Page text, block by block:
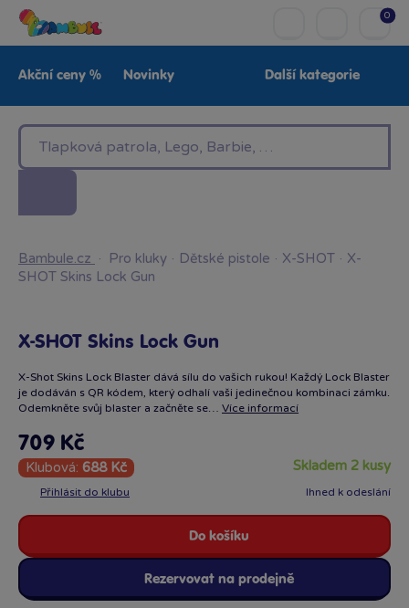
0
Akční ceny % Novinky
Baby Značky
Další kategorie
Bambule.cz · Pro kluky · Dětské pistole · X-SHOT · X-
SHOT Skins Lock Gun
X-SHOT Skins Lock Gun
X-Shot Skins Lock Blaster dává sílu do vašich rukou! Každý Lock Blaster
je dodáván s QR kódem, který odhalí vaši jedinečnou kombinaci zámku.
Odemkněte svůj blaster a začněte se… Více informací
709 Kč
Klubová: 688 Kč
Přihlásit do klubu
skladem 2 kusy
Ihned k odeslání
Rezervovat na prodejně
Do košíku